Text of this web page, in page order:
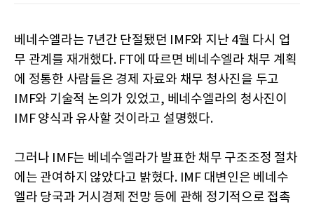
베네수엘라는 7년간 단절됐던 IMF와 지난 4월 다시 업
무 관계를 재개했다. FT에 따르면 베네수엘라 채무 계획
에 정통한 사람들은 경제 자료와 채무 청사진을 두고
IMF와 기술적 논의가 있었고, 베네수엘라의 청사진이
IMF 양식과 유사할 것이라고 설명했다.
그러나 IMF는 베네수엘라가 발표한 채무 구조조정 절차
에는 관여하지 않았다고 밝혔다. IMF 대변인은 베네수
엘라 당국과 거시경제 전망 등에 관해 정기적으로 접촉